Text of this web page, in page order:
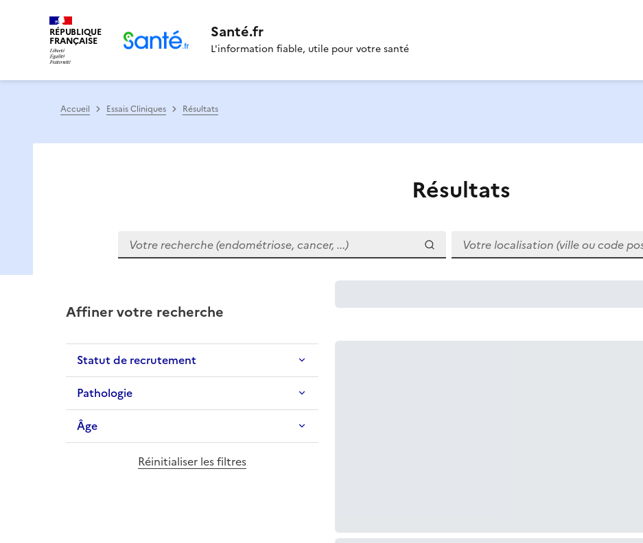
RÉPUBLIQUE
FRANÇAISE Santé.fr
L'information fiable, utile pour votre santé
Accueil Essais Cliniques Résultats
Résultats
Votre recherche (endométriose, cancer, ...) Votre localisation (ville ou code
Affiner votre recherche
Statut de recrutement
Pathologie
Âge
Réinitialiser les filtres